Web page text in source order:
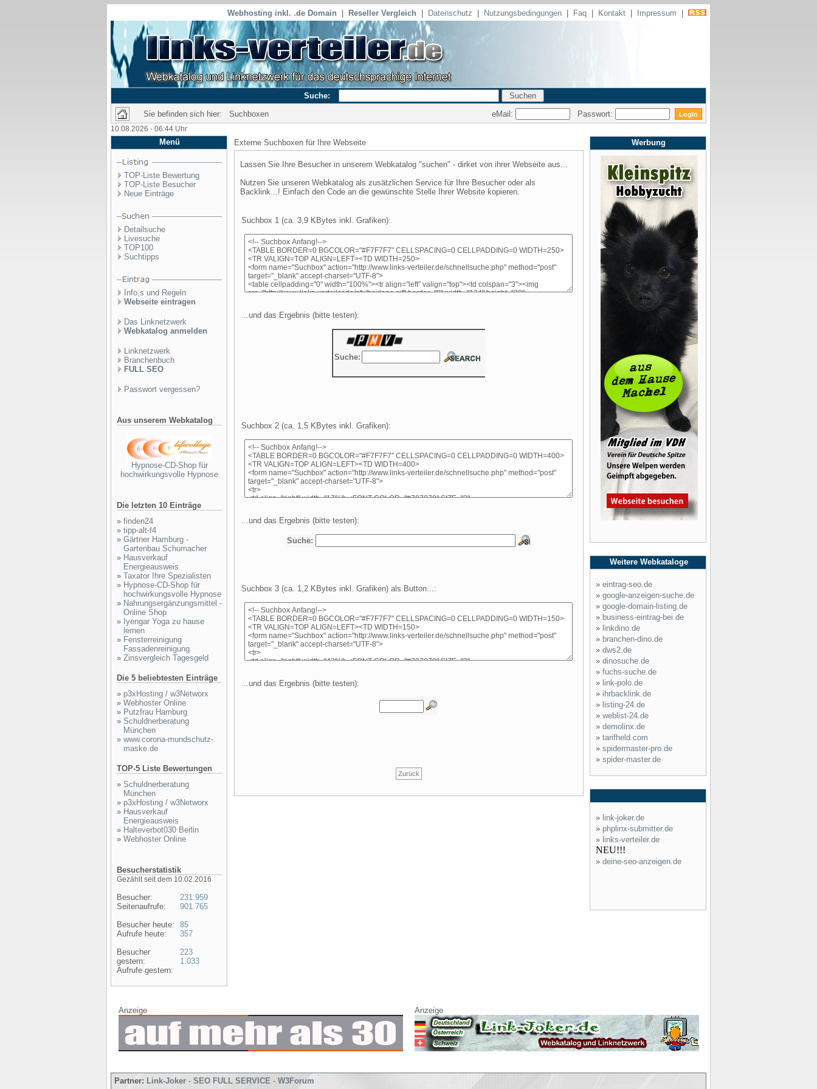
Webhosting inkl. .de Domain Reseller Vergleich Datenschutz Nutzungsbedingungen Faq Kontakt Impressum
Suche:
Sie befinden sich hier: Suchboxen
eMail: Passwort:
10.08.2026 - 06:44 Uhr
Menü
TOP-Liste Bewertung
TOP-Liste Besucher
Neue Einträge
Detailsuche
Livesuche
TOP100
Suchtipps
Info,s und Regeln
Webseite eintragen
Das Linknetzwerk
Webkatalog anmelden
Linknetzwerk
Branchenbuch
FULL SEO
Passwort vergessen?
Aus unserem Webkatalog
Hypnose-CD-Shop für
hochwirkungsvolle Hypnose
Die letzten 10 Einträge
» finden24
» tipp-alt-f4
» Gärtner Hamburg -
Gartenbau Schumacher
» Hausverkauf
Energieausweis
» Taxator Ihre Spezialisten
» Hypnose-CD-Shop für
hochwirkungsvolle Hypnose
» Nahrungsergänzungsmittel -
Online Shop
» Iyengar Yoga zu hause
lernen
» Fensterreinigung
Fassadenreinigung
» Zinsvergleich Tagesgeld
Die 5 beliebtesten Einträge
» p3xHosting / w3Networx
» Webhoster Online
» Putzfrau Hamburg
» Schuldnerberatung
München
» www.corona-mundschutz-
maske.de
TOP-5 Liste Bewertungen
» Schuldnerberatung
München
» p3xHosting / w3Networx
» Hausverkauf
Energieausweis
» Halteverbot030 Berlin
» Webhoster Online
Besucherstatistik
Gezählt seit dem 10.02.2016
Besucher:
Seitenaufrufe:
Besucher heute:
Aufrufe heute:
Besucher
gestern:
Aufrufe gestern:
231.959
901.765
85
357
223
1.033
Externe Suchboxen für Ihre Webseite
Lassen Sie Ihre Besucher in unserem Webkatalog "suchen" - dirket von ihrer Webseite aus...
Nutzen Sie unseren Webkatalog als zusätzlichen Service für Ihre Besucher oder als
Backlink...! Einfach den Code an die gewünschte Stelle Ihrer Website kopieren.
Suchbox 1 (ca. 3,9 KBytes inkl. Grafiken):
...und das Ergebnis (bitte testen):
Suchbox 2 (ca. 1,5 KBytes inkl. Grafiken):
...und das Ergebnis (bitte testen):
Suchbox 3 (ca. 1,2 KBytes inkl. Grafiken) als Button...:
...und das Ergebnis (bitte testen):
Zurück
Werbung
Weitere Webkataloge
» eintrag-seo.de
» google-anzeigen-suche.de
» google-domain-listing.de
» business-eintrag-bei.de
» linkdino.de
» branchen-dino.de
» dws2.de
» dinosuche.de
» fuchs-suche.de
» link-polo.de
» ihrbacklink.de
» listing-24.de
» weblist-24.de
» demolinx.de
» tarifheld.com
» spidermaster-pro.de
» spider-master.de
» link-joker.de
» phplinx-submitter.de
» links-verteiler.de
NEU!!!
» deine-seo-anzeigen.de
Anzeige Anzeige
Partner: Link-Joker - SEO FULL SERVICE - W3Forum